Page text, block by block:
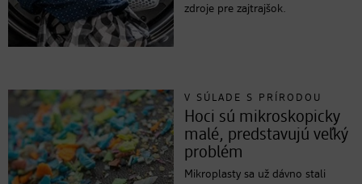
zdroje pre zajtrajšok.
V SÚLADE S PRÍRODOU
Hoci sú mikroskopicky
malé, predstavujú veľký
problém
Mikroplasty sa už dávno stali